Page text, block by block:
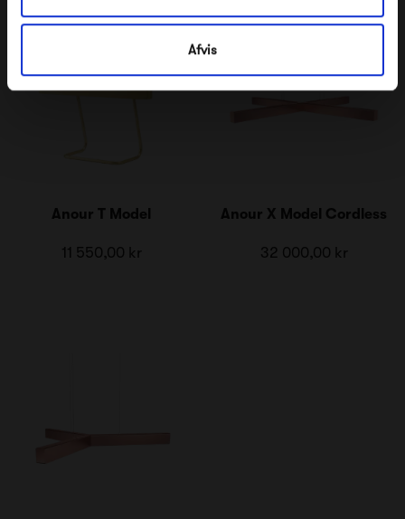
Afvis
Anour T Model
11 550,00 kr
Anour X Model Cordless
32 000,00 kr